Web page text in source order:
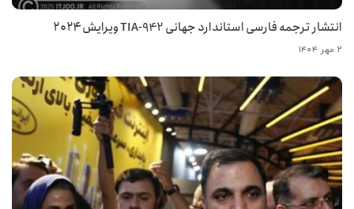
انتشار ترجمه فارسی استاندارد جهانی TIA-942 ویرایش ۲۰۲۴
۲ مهر ۱۴۰۴